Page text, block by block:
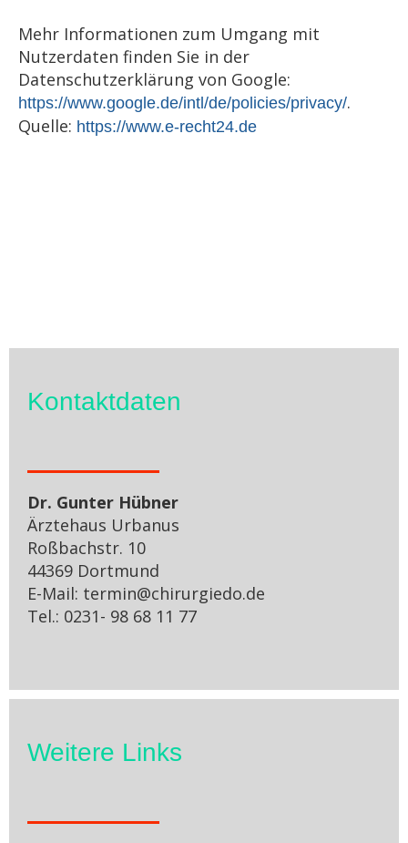
Mehr Informationen zum Umgang mit
Nutzerdaten finden Sie in der
Datenschutzerklärung von Google:
https://www.google.de/intl/de/policies/privacy/.
Quelle: https://www.e-recht24.de
Kontaktdaten
Dr. Gunter Hübner
Ärztehaus Urbanus
Roßbachstr. 10
44369 Dortmund
E-Mail: termin@chirurgiedo.de
Tel.: 0231- 98 68 11 77
Weitere Links